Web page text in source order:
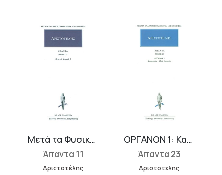
Μετά τα Φυσικά 2 (Ε-Ι)
Άπαντα 11
Αριστοτέλης
ΟΡΓΑΝΟΝ 1: Κατηγορίαι, Περί ερμηνείας
Άπαντα 23
Αριστοτέλης